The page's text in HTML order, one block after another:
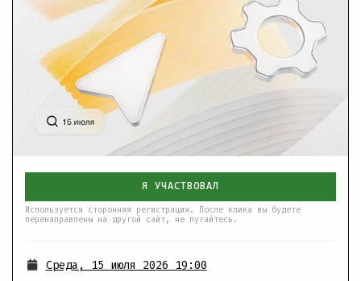
Я УЧАСТВОВАЛ
Используется сторонняя регистрация. После клика вы будете
перенаправлены на другой сайт, не пугайтесь.
Среда, 15 июля 2026 19:00